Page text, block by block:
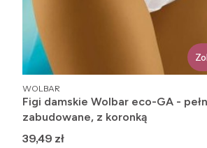
PRODUCENT
WOLBAR
Figi damskie Wolbar eco-GA -
zabudowane, z koronką
Cena
39,49 zł